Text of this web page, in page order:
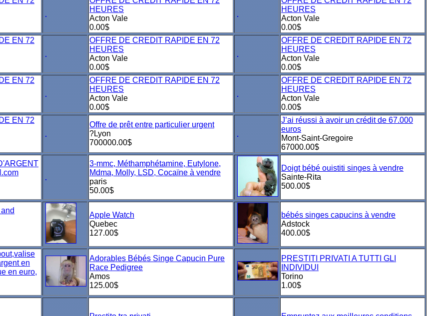
HEURES
Acton Vale
0.00$
HEURES
Acton Vale
0.00$
EN 72
OFFRE DE CREDIT RAPIDE EN 72
HEURES
Acton Vale
0.00$
OFFRE DE CREDIT RAPIDE EN 72
HEURES
Acton Vale
0.00$
EN 72
OFFRE DE CREDIT RAPIDE EN 72
HEURES
Acton Vale
0.00$
OFFRE DE CREDIT RAPIDE EN 72
HEURES
Acton Vale
0.00$
EN 72
Offre de prêt entre particulier urgent
?Lyon
700000.00$
J’ai réussi à avoir un crédit de 67.000
euros
Mont-Saint-Gregoire
67000.00$
3-mmc, Méthamphétamine, Eutylone,
Mdma, Molly, LSD, Cocaïne à vendre
paris
50.00$
Doigt bébé ouistiti singes à vendre
Sainte-Rita
500.00$
Apple Watch
Quebec
127.00$
bébés singes capucins à vendre
Adstock
400.00$
en
en euro,
Adorables Bébés Singe Capucin Pure
Race Pedigree
Amos
125.00$
PRESTITI PRIVATI A TUTTI GLI
INDIVIDUI
Torino
1.00$